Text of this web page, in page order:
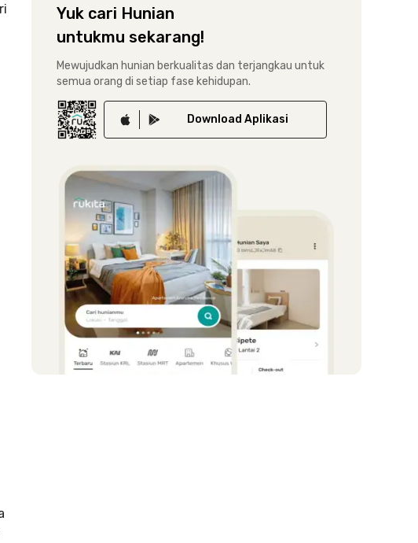
Yuk cari Hunian
untukmu sekarang!
Mewujudkan hunian berkualitas dan terjangkau untuk
semua orang di setiap fase kehidupan.
Download Aplikasi